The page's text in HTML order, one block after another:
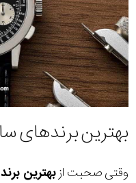
بهترین برندهای
وقتی صحبت ازبهترین